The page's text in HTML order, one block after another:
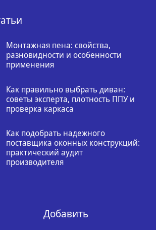
Монтажная пена: свойства,
разновидности и особенности
применения
Как правильно выбрать диван:
советы эксперта, плотность ППУ и
проверка каркаса
Как подобрать надежного
поставщика оконных конструкций:
практический аудит
производителя
Добавить